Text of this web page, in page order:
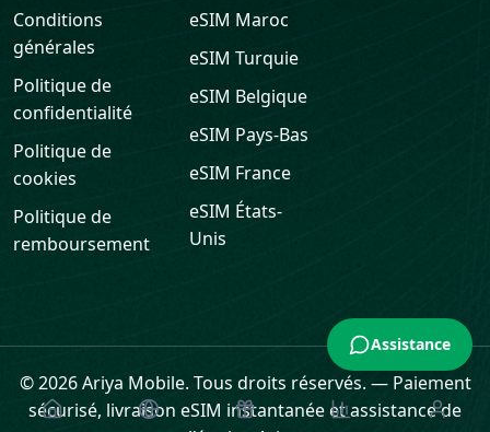
Conditions
générales
Politique de
confidentialité
Politique de
cookies
Politique de
remboursement
eSIM Maroc
eSIM Turquie
eSIM Belgique
eSIM Pays-Bas
eSIM France
eSIM États-
Unis
© 2026 Ariya Mobile. Tous droits réservés. — Paiement
sécurisé, livraison eSIM instantanée et assistance de
Assistance